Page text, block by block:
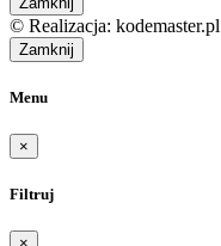
© Realizacja: kodemaster.pl
Zamknij
Menu
×
Filtruj